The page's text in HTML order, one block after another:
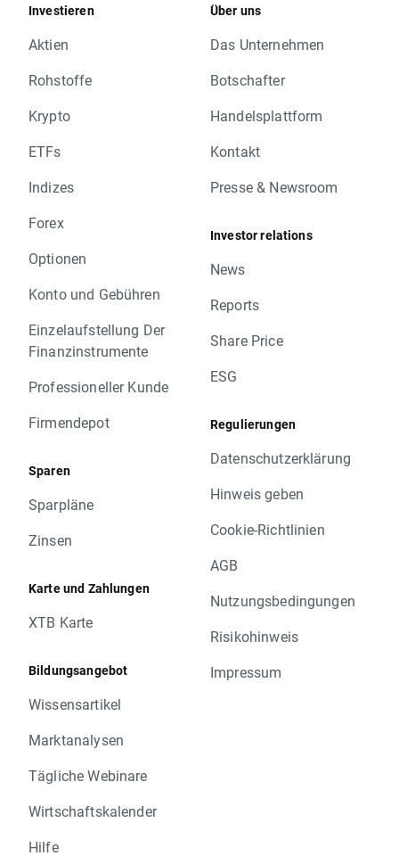
Investieren
Aktien
Rohstoffe
Krypto
ETFs
Indizes
Forex
Optionen
Konto und Gebühren
Einzelaufstellung Der
Finanzinstrumente
Professioneller Kunde
Firmendepot
Sparen
Sparpläne
Zinsen
Karte und Zahlungen
XTB Karte
Bildungsangebot
Wissensartikel
Marktanalysen
Tägliche Webinare
Wirtschaftskalender
Hilfe
Über uns
Das Unternehmen
Botschafter
Handelsplattform
Kontakt
Presse & Newsroom
Investor relations
News
Reports
Share Price
ESG
Regulierungen
Datenschutzerklärung
Hinweis geben
Cookie-Richtlinien
AGB
Nutzungsbedingungen
Risikohinweis
Impressum